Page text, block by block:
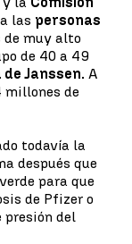
las personas
de muy alto
de 40 a 49
Janssen. A
millones de
todavía la
después que
para que
de Pfizer o
presión del